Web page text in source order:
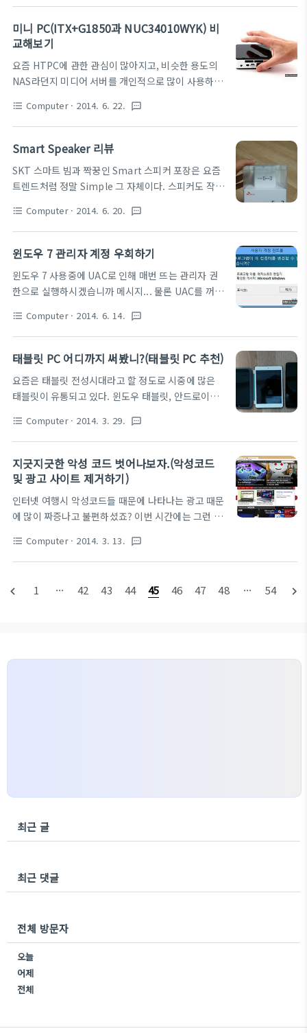
대중화된 xpenology를 설치해보도록 하죠. 준비물 :
서버용 PC, 200MB이상의 USB, 그리고 xpenology
파일, 그리고 win32diskimager. Synology
http://www.xpenology.nl/hardware-
installatie/ 에 가셔서 Nanoboot-x.x.x.x DSM
5.0-4493 DSM 5.0-4493 이 두가지를 받아줍니다.
미니 PC(ITX+G1850과 NUC34010WYK) 비
교해보기
요즘 HTPC에 관한 관심이 많아지고, 비슷한 용도의
NAS라던지 미디어 서버를 개인적으로 많이 사용하는
해졌고. 정말 초소형 PC들이 하루가 멀다하고 나오기
있기 때문이다. 그래서 과연 저소음 + 저전력 + 그래도
어느정도의 성능이 되는 미니 PC를 한번 알아보기로
했다. 개인적으로 출시전부터 무척이나 사고 싶은 인
텔의 NUC 중 34010 모델!! 이름보다 손바닥 PC라는
이름으로 더 유명한 초소형 PC 2.5인치 HDD를 달 수
있는 모델과 m-SATA를 이용하는 두 모델이 있다. 베
한 i3모델을 알아보면 국내 출시가가.. 40만원 후반대
에..
format_list_bulleted Computer · 2014. 6. 22. textsms
Smart Speaker 리뷰
SKT 스마트 빔과 짝꿍인 Smart 스피커 포장은 요즘
트렌드처럼 정말 Simple 그 자체이다. 스피커도 작아
마트빔과 지금 사용중인 블루투스 스피커(S11)와 비
교샷 디자인에서 일체성을 위해서 스마트빔과 크기와
디자인이 거의 비슷하다. 개인적으로 디자인에는 많은
히 스펙을 정리해보면 아래와 같다. SPEC 비고 배터
리 1800mA 준수함 재생시간 7~10시간 준수함 출력
6w 준수함 블루투스 3.0 apt-X 미지원 크기
음표가 생긴다. AUX도 미지원, 블루투스도 4.0이 아
닌 ..
format_list_bulleted Computer · 2014. 6. 20. textsms
윈도우 7 관리자 계정 우회하기
윈도우 7 사용중에 UAC로 인해 매번 뜨는 관리자 권
한으로 실행하시겠습니까 메시지... 물론 UAC를 꺼서
정 컨트롤 설정 변경을 통해서도 할 수 있으나. 혹시 불
안해서 못하겠다면 아래 방법을 활용해 볼 수 있다. 먼
저 제어판 -> 관리도구 - > 작업 스케쥴러에 들어간다.
작성하되 꼭 기억을 하셔야 합니다. 그다음 일반에 보
안옵션에서 -> 가장 높은 수준의 권한으로 실행을 체
크한 후 설정 창에서 -> 오청시 작업이 실행되도록 허
러의 이름으로 설정합니다. schtasks /run /tn "아
까 저장한..
format_list_bulleted Computer · 2014. 6. 14. textsms
태블릿 PC 어디까지 써봤니?(태블릿 PC 추천)
요즘은 태블릿 전성시대라고 할 정도로 시중에 많은
태블릿이 유통되고 있다. 윈도우 태블릿, 안드로이드
지 태블릿의 장단점과 주관적인 사용기를 포스팅 하려
고 한다. 윈도우 태블릿은 델 베뉴 8 Pro IOS는 아이
패드 미니 레티나 안드로이드는 탭 프로 8.4로 하려고
했으나 친구에게 빌리지 못해서 누크 HD로 선정하였
대의 태블릿은 고려하지 않았고, 3개의 태블릿의 무게
와 액정크기는 아래와 같다. 이미지 컷으로는 쉽게 비
교가 되지 않으므로 아래 실물 사진을 통해 비교해 보
의) 많은 분들이 태블..
format_list_bulleted Computer · 2014. 3. 29. textsms
지긋지긋한 악성 코드 벗어나보자.(악성코드
및 광고 사이트 제거하기)
인터넷 여행시 악성코드들 때문에 나타나는 광고 때문
에 많이 짜증나고 불편하셨죠? 이번 시간에는 그런 악
니다. 악성코드는 무엇보다 예방(?)이 가장 중요합니
다!! 감기 같은건 아니지만, 이상한 사이트에서
스폰서라고 교묘하게 광고 프로그램을 같이 설치되게
제거를 차근차근 해보도록 할까요? (% 이글은 인터넷
format_list_bulleted Computer · 2014. 3. 13. textsms
navigate_before 1 ··· 42 43 44 45 46 47 48 ··· 54 navigate_next
최근 글
최근 댓글
전체 방문자
오늘
어제
전체